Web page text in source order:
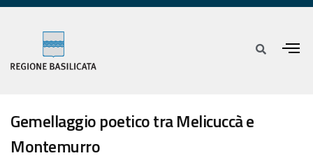
Gemellaggio poetico tra Melicuccà e
Montemurro